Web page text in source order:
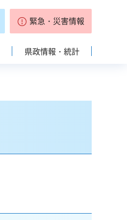
緊急・災害情報
県政情報・統計